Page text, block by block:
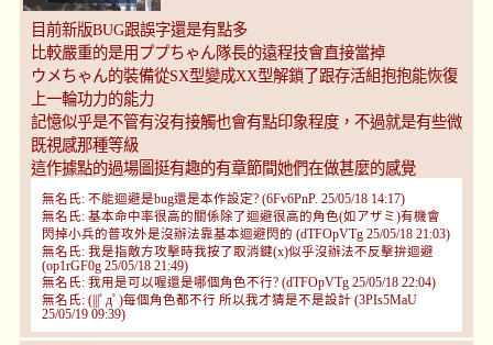
目前新版BUG跟誤字還是有點多
比較嚴重的是用ププちゃん隊長的遠程技會直接當掉
ウメちゃん的裝備從SX型變成XX型解鎖了跟存活組抱抱能恢復
上一輪功力的能力
記憶似乎是不管有沒有接觸也會有點印象程度，不過就是有些微
既視感那種等級
這作據點的過場圖挺有趣的有章節間她們在做甚麼的感覺
無名氏: 不能迴避是bug還是本作設定? (6Fv6PnP. 25/05/18 14:17)
無名氏: 基本命中率很高的關係除了迴避很高的角色(如アザミ)有機會
閃掉小兵的普攻外是沒辦法靠基本迴避閃的 (dTFOpVTg 25/05/18 21:03)
無名氏: 我是指敵方攻擊時我按了取消鍵(x)似乎沒辦法不反擊拚迴避
(op1rGF0g 25/05/18 21:49)
無名氏: 我用是可以喔還是哪個角色不行? (dTFOpVTg 25/05/18 22:04)
無名氏: (|||ﾟдﾟ)每個角色都不行 所以我才猜是不是設計 (3PIs5MaU
25/05/19 09:39)